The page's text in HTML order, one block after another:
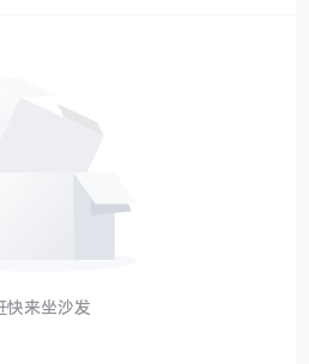
快来坐沙发